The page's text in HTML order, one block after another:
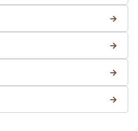
→
→
→
→